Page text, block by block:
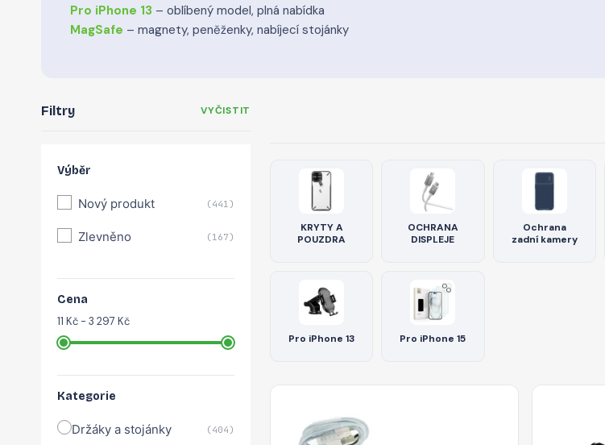
Pro iPhone 13 – oblíbený model, plná nabídka
MagSafe – magnety, peněženky, nabíjecí stojánky
Filtry VYČISTIT
Výběr
Nový produkt (441)
Zlevněno (167)
Cena
11 Kč - 3 297 Kč
Kategorie
Držáky a stojánky (404)
KRYTY A
POUZDRA
OCHRANA
DISPLEJE
Ochrana
zadní kamery
Pro iPhone 13 Pro iPhone 15